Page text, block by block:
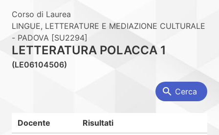
Corso di Laurea
LINGUE, LETTERATURE E MEDIAZIONE CULTURALE
- PADOVA [SU2294]
LETTERATURA POLACCA 1
(LE06104506)
search Cerca
Docente Risultati